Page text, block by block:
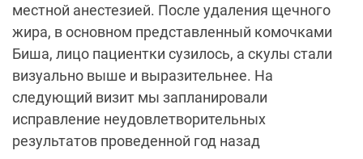
местной анестезией. После удаления щечного
жира, в основном представленный комочками
Биша, лицо пациентки сузилось, а скулы стали
визуально выше и выразительнее. На
следующий визит мы запланировали
исправление неудовлетворительных
результатов проведенной год назад